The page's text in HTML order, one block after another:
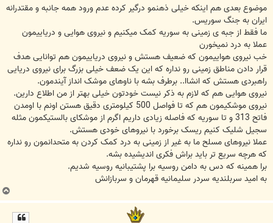
موضوع بعدی هم اینکه خیلی ذهنمو درگیر کرده عدم ورود همه جانبه و مقتدرانه
ایران به جنگ سوریس.
ما فقط از جبه ی زمینی به سوریه کمک میکنیم و نیروی هوایی و دریاییمون
عملا به درد نمیخورن
خب نیروی هواییمون که ضعیف هستش و نیروی دریاییمون هم توانایی هدف
قرار دادن مناطق زمینی رو نداره که این یک ضعف خیلی بزرگ برای نیروی دریایی
راهبردی هستش که انشاا.. برطرف بشه با ناوهای موشک انداز آیندمون.
نیروی هوایی هم که لازم به ذکر نیست خودتون خیلی بهتر از من اطلاع دارین.
نیروی موشکیمون هم که تا فواصل 500 کیلومتری دقیق هستن اونم با اومدن
فاتح 313 و تا سوریه که فاصله زیادی داریم اگرم از موشکای بالستیکمون مثله
سجیل شلیک کنیم ریسک برخورد با نیروهای خودی هستش.
عملا نیروهای مسلح ما به غیر از زمینی به درد کمک کردن به متحدانمون رو نداره
که هرچه سریع تر باید براش فکری اندیشیده بشه.
برا همینه که دس به دامن روسیه برا پشتیبانیه روسیه شدیم.
به امید سربلندیه سردر سلیمانیه قهرمان و سربازانش
ب
ا